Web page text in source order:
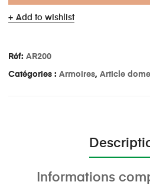
Add to wishlist
Réf: AR200
Catégories : Armoires, Article
Informations